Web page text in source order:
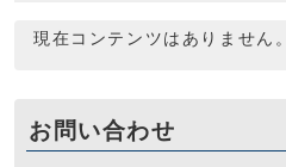
現在コンテンツはありません。
お問い合わせ